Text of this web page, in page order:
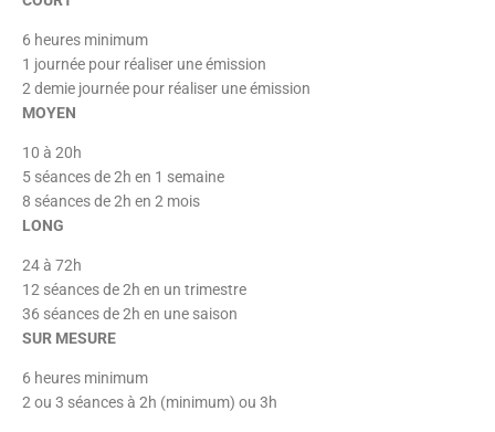
6 heures minimum
1 journée pour réaliser une émission
2 demie journée pour réaliser une émission
MOYEN
10 à 20h
5 séances de 2h en 1 semaine
8 séances de 2h en 2 mois
LONG
24 à 72h
12 séances de 2h en un trimestre
36 séances de 2h en une saison
SUR MESURE
6 heures minimum
2 ou 3 séances à 2h (minimum) ou 3h